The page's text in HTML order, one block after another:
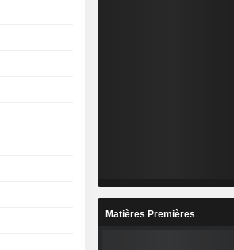
Matières Premières